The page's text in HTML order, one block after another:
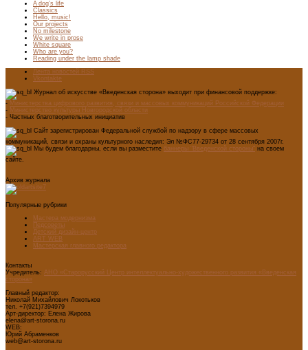
A dog’s life
Classics
Hello, music!
Our projects
No milestone
We write in prose
White square
Who are you?
Reading under the lamp shade
Лента новостей RSS
Vkontakte
Журнал об искусстве «Введенская сторона» выходит при финансовой поддержке:
- Министерства цифрового развития, связи и массовых коммуникаций Российской Федерации
- Министерство культуры Новгородской области
- Частных благотворительных инициатив
Сайт зарегистрирован Федеральной службой по надзору в сфере массовых
коммуникаций, связи и охраны культурного наследия: Эл №ФС77-29734 от 28 сентября 2007г.
Мы будем благодарны, если вы разместите баннеры "Введенской стороны" на своем
сайте.
Архив журнала
Популярные рубрики
Мастера модернизма
Педсоветы
Детский дизайн-центр
ART WEB
Мастерская главного редактора
Контакты
Учредитель: АНО «Старорусский Центр интеллектуально-художественного развития «Введенская
сторона»
Главный редактор:
Николай Михайлович Локотьков
тел. +7(921)7394979
Арт-директор: Елена Жирова
elena@art-storona.ru
WEB:
Юрий Абраменков
web@art-storona.ru